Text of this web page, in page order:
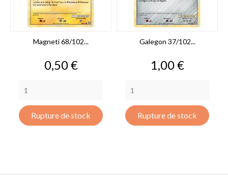
Magneti 68/102...
Prix
0,50 €
Rupture de stock
Galegon 37/102...
Prix
1,00 €
Rupture de stock